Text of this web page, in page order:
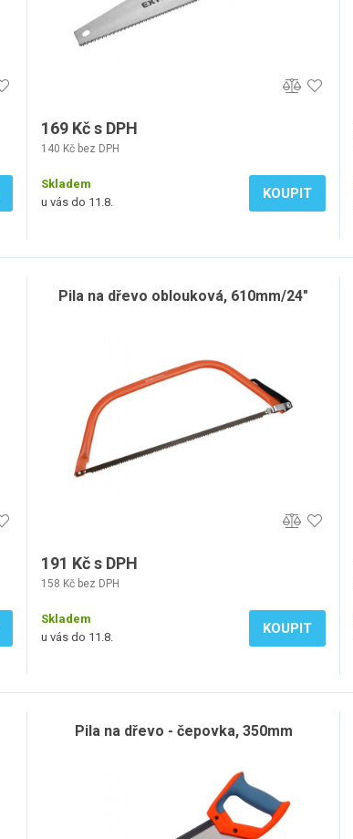
169 Kč s DPH
140 Kč bez DPH
Skladem
u vás do 11.8.
KOUPIT
Pila na dřevo oblouková, 610mm/24"
191 Kč s DPH
158 Kč bez DPH
Skladem
u vás do 11.8.
KOUPIT
Pila na dřevo - čepovka, 350mm